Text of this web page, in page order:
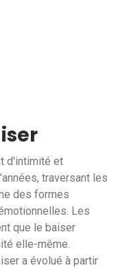
d'intimité et
traversant les
des formes
Les
que le baiser
elle-même.
a évolué à partir